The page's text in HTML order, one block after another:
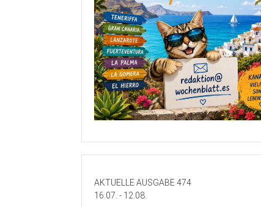
AKTUELLE AUSGABE 474
16.07. - 12.08.